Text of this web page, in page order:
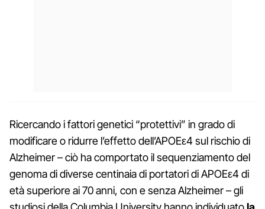
Ricercando i fattori genetici “protettivi” in grado di
modificare o ridurre l’effetto dell’APOEε4 sul rischio di
Alzheimer – ciò ha comportato il sequenziamento del
genoma di diverse centinaia di portatori di APOEε4 di
età superiore ai 70 anni, con e senza Alzheimer – gli